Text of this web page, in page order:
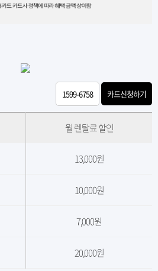
1599-6758 카드신청하기
월 렌탈료 할인
13,000원
10,000원
7,000원
20,000원